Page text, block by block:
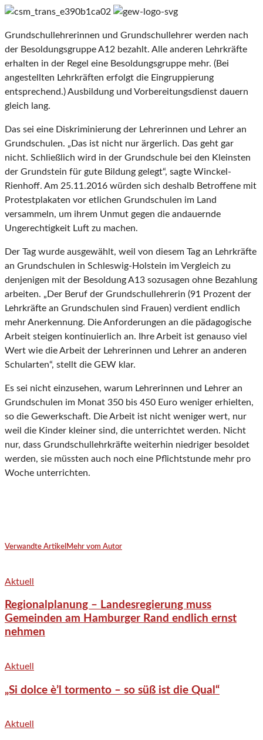
Grundschullehrerinnen und Grundschullehrer werden nach
der Besoldungsgruppe A12 bezahlt. Alle anderen Lehrkräfte
erhalten in der Regel eine Besoldungsgruppe mehr. (Bei
angestellten Lehrkräften erfolgt die Eingruppierung
entsprechend.) Ausbildung und Vorbereitungsdienst dauern
gleich lang.
Das sei eine Diskriminierung der Lehrerinnen und Lehrer an
Grundschulen. „Das ist nicht nur ärgerlich. Das geht gar
nicht. Schließlich wird in der Grundschule bei den Kleinsten
der Grundstein für gute Bildung gelegt“, sagte Winckel-
Rienhoff. Am 25.11.2016 würden sich deshalb Betroffene mit
Protestplakaten vor etlichen Grundschulen im Land
versammeln, um ihrem Unmut gegen die andauernde
Ungerechtigkeit Luft zu machen.
Der Tag wurde ausgewählt, weil von diesem Tag an Lehrkräfte
an Grundschulen in Schleswig-Holstein im Vergleich zu
denjenigen mit der Besoldung A13 sozusagen ohne Bezahlung
arbeiten. „Der Beruf der Grundschullehrerin (91 Prozent der
Lehrkräfte an Grundschulen sind Frauen) verdient endlich
mehr Anerkennung. Die Anforderungen an die pädagogische
Arbeit steigen kontinuierlich an. Ihre Arbeit ist genauso viel
Wert wie die Arbeit der Lehrerinnen und Lehrer an anderen
Schularten“, stellt die GEW klar.
Es sei nicht einzusehen, warum Lehrerinnen und Lehrer an
Grundschulen im Monat 350 bis 450 Euro weniger erhielten,
so die Gewerkschaft. Die Arbeit ist nicht weniger wert, nur
weil die Kinder kleiner sind, die unterrichtet werden. Nicht
nur, dass Grundschullehrkräfte weiterhin niedriger besoldet
werden, sie müssten auch noch eine Pflichtstunde mehr pro
Woche unterrichten.
Verwandte Artikel Mehr vom Autor
Aktuell
Regionalplanung – Landesregierung muss
Gemeinden am Hamburger Rand endlich ernst
nehmen
Aktuell
„Si dolce è’l tormento – so süß ist die Qual“
Aktuell